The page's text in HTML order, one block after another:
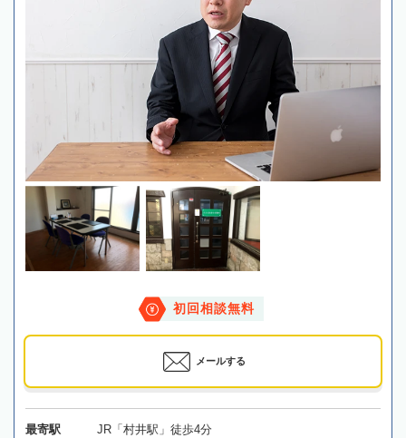
初回相談無料
メールする
最寄駅 JR「村井駅」徒歩4分